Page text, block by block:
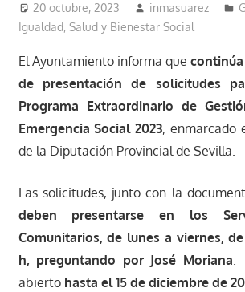
20 octubre, 2023 inmasuarez
Igualdad, Salud y Bienestar Social
El Ayuntamiento informa que
de presentación de solicitudes
Programa Extraordinario de
Emergencia Social 2023, enmarcado
de la Diputación Provincial de Sevilla.
Las solicitudes, junto con la
deben presentarse en los
Comunitarios, de lunes a viernes,
h, preguntando por José Moriana.
abierto hasta el 15 de diciembre de